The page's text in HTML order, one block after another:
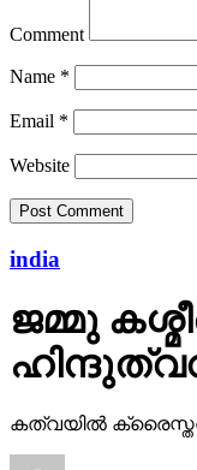
Comment
Name *
Email *
Website
india
ജമ്മു
കത്വയില്‍